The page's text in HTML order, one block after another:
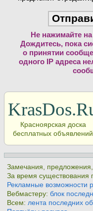
Не нажимайте
Дождитесь, пока
о принятии
одного IP адреса
Красноярская доска
бесплатных объявлений
Замечания,
За время существования
Рекламные возможности
Вебмастеру:блок
Всем:лента последних